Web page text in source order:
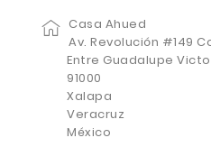
Casa Ahued
Av. Revolución #149
Entre Guadalupe
91000
Xalapa
Veracruz
México